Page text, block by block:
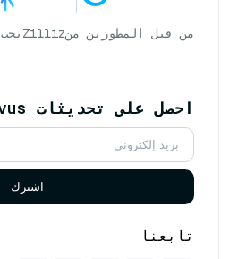
من قبل المطورين منZilliz بحب
احصل على تحديثات Milvus
اشترك
تابعنا